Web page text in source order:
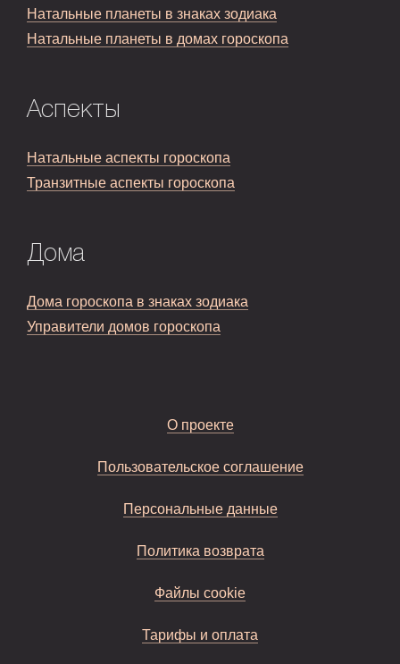
Натальные планеты в знаках зодиака
Натальные планеты в домах гороскопа
Аспекты
Натальные аспекты гороскопа
Транзитные аспекты гороскопа
Дома
Дома гороскопа в знаках зодиака
Управители домов гороскопа
О проекте
Пользовательское соглашение
Персональные данные
Политика возврата
Файлы cookie
Тарифы и оплата